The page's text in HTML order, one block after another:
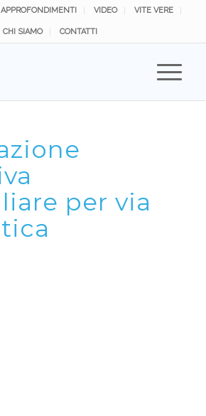
APPROFONDIMENTI VIDEO VITE VERE
CHI SIAMO CONTATTI
per via